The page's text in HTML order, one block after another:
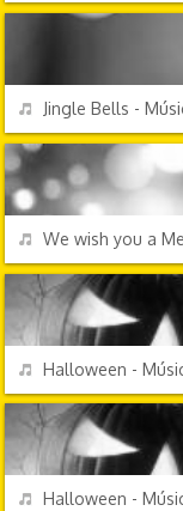
REPRODUCIR
Jingle Bells -
REPRODUCIR
We wish you a
REPRODUCIR
Halloween -
REPRODUCIR
Halloween -